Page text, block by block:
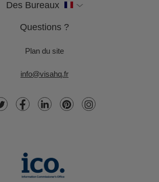
Des Bureaux
Questions ?
Plan du site
info@visahq.fr